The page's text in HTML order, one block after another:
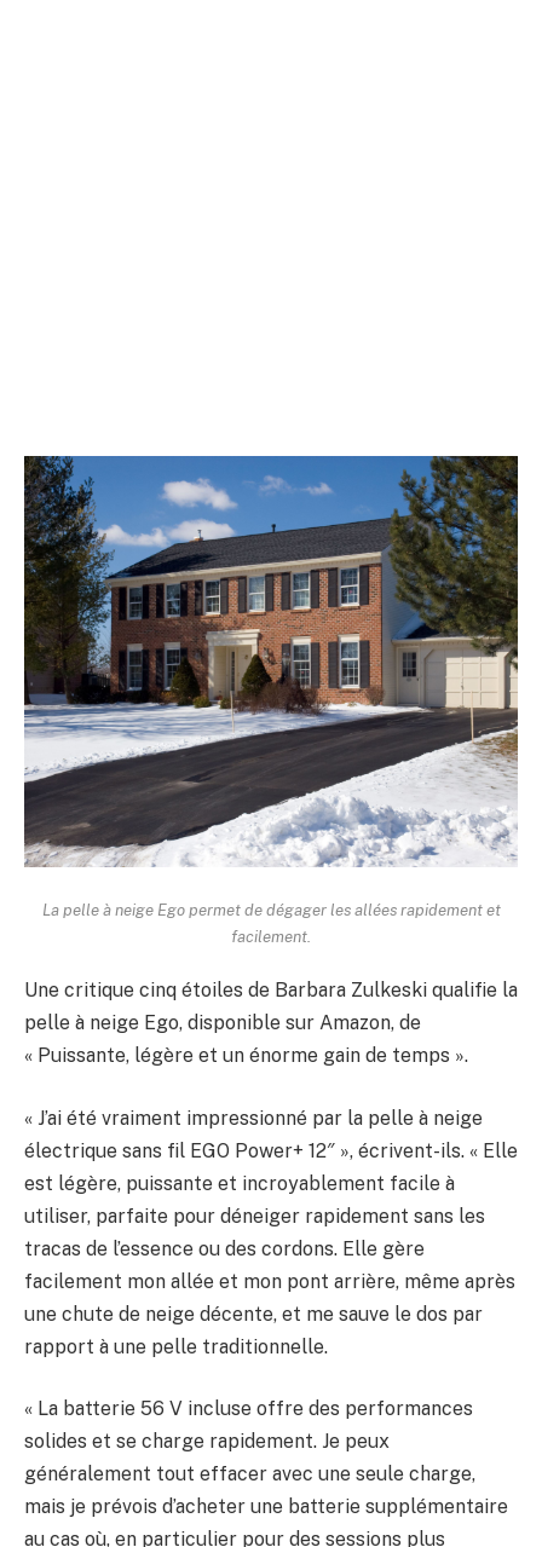
La pelle à neige Ego permet de dégager les allées rapidement et
facilement.
Une critique cinq étoiles de Barbara Zulkeski qualifie la
pelle à neige Ego, disponible sur Amazon, de
« Puissante, légère et un énorme gain de temps ».
« J’ai été vraiment impressionné par la pelle à neige
électrique sans fil EGO Power+ 12″ », écrivent-ils. « Elle
est légère, puissante et incroyablement facile à
utiliser, parfaite pour déneiger rapidement sans les
tracas de l’essence ou des cordons. Elle gère
facilement mon allée et mon pont arrière, même après
une chute de neige décente, et me sauve le dos par
rapport à une pelle traditionnelle.
« La batterie 56 V incluse offre des performances
solides et se charge rapidement. Je peux
généralement tout effacer avec une seule charge,
mais je prévois d’acheter une batterie supplémentaire
au cas où, en particulier pour des sessions plus